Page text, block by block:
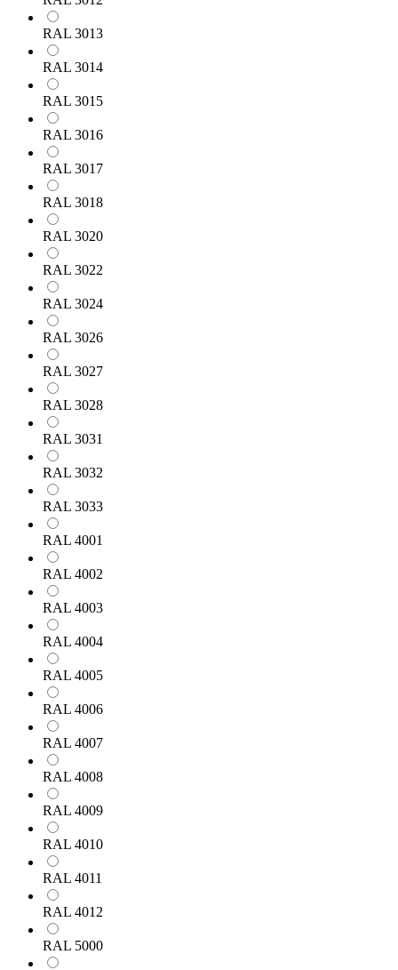
RAL 3013
RAL 3014
RAL 3015
RAL 3016
RAL 3017
RAL 3018
RAL 3020
RAL 3022
RAL 3024
RAL 3026
RAL 3027
RAL 3028
RAL 3031
RAL 3032
RAL 3033
RAL 4001
RAL 4002
RAL 4003
RAL 4004
RAL 4005
RAL 4006
RAL 4007
RAL 4008
RAL 4009
RAL 4010
RAL 4011
RAL 4012
RAL 5000